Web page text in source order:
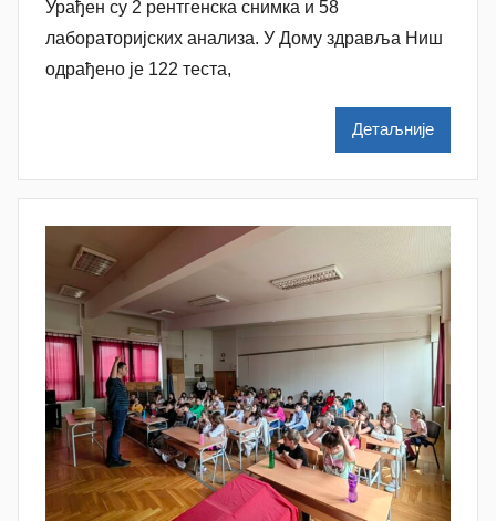
a
u
t
o
v
c
Урађен су 2 рентгенска снимка и 58
лабораторијских анализа. У Дому здравља Ниш
одрађено је 122 теста,
Детаљније